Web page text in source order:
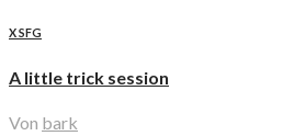
X SFG
A little trick session
Von bark